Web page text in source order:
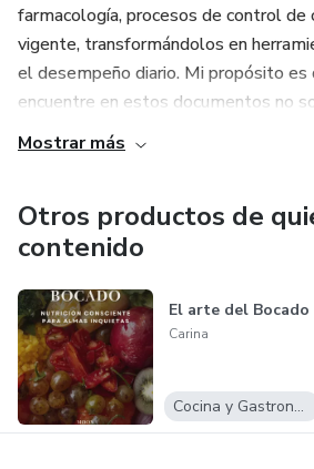
farmacología, procesos de control de
vigente, transformándolos en
el desempeño diario. Mi propósito es
encuentre en estos documentos no
Mostrar más
Otros productos de
contenido
El arte del Bocado
Carina
Cocina y Gastronomía